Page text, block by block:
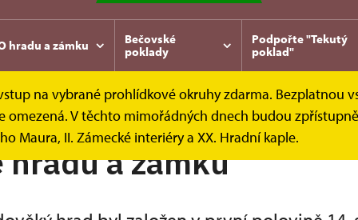
hradu a zámku
Bečovské
poklady
Podpořte "Tekutý
poklad"
na vybrané prohlídkové okruhy zdarma. Bezplatnou
V těchto mimořádných dnech budou
Maura, II. Zámecké interiéry a XX. Hradní kaple.
a zámku